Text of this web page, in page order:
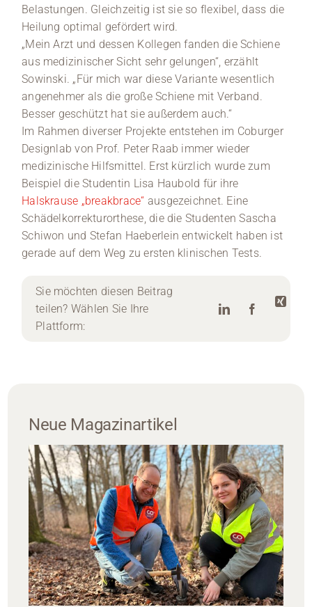
Belastungen. Gleichzeitig ist sie so flexibel, dass die
Heilung optimal gefördert wird.
„Mein Arzt und dessen Kollegen fanden die Schiene
aus medizinischer Sicht sehr gelungen“, erzählt
Sowinski. „Für mich war diese Variante wesentlich
angenehmer als die große Schiene mit Verband.
Besser geschützt hat sie außerdem auch.“
Im Rahmen diverser Projekte entstehen im Coburger
Designlab von Prof. Peter Raab immer wieder
medizinische Hilfsmittel. Erst kürzlich wurde zum
Beispiel die Studentin Lisa Haubold für ihre
Halskrause „breakbrace“ ausgezeichnet. Eine
Schädelkorrekturorthese, die die Studenten Sascha
Schiwon und Stefan Haeberlein entwickelt haben ist
gerade auf dem Weg zu ersten klinischen Tests.
Sie möchten diesen Beitrag
teilen? Wählen Sie Ihre
Plattform:
Neue Magazinartikel